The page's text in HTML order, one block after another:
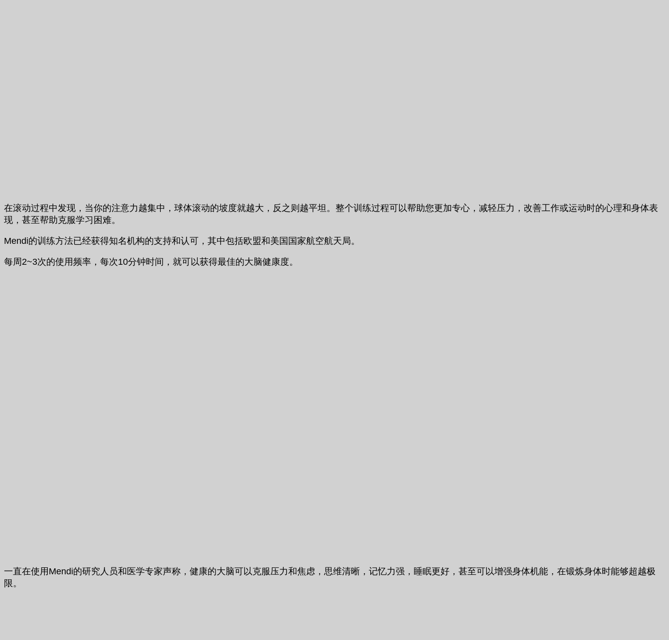
在滚动过程中发现，当你的注意力越集中，球体滚动的坡度就越大，反之则越平坦。整个训练过程可以帮助您更加专心，减轻压力，改善工作或运动时的心理和身体表
现，甚至帮助克服学习困难。
Mendi的训练方法已经获得知名机构的支持和认可，其中包括欧盟和美国国家航空航天局。
每周2~3次的使用频率，每次10分钟时间，就可以获得最佳的大脑健康度。
一直在使用Mendi的研究人员和医学专家声称，健康的大脑可以克服压力和焦虑，思维清晰，记忆力强，睡眠更好，甚至可以增强身体机能，在锻炼身体时能够超越极
限。